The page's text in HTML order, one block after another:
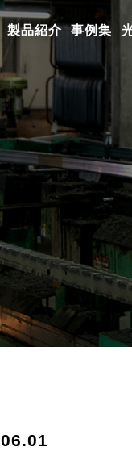
製品紹介 事例集
06.01